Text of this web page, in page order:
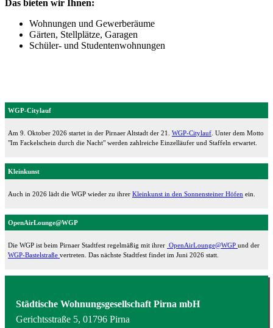
Das bieten wir Ihnen:
Wohnungen und Gewerberäume
Gärten, Stellplätze, Garagen
Schüler- und Studentenwohnungen
WGP-Citylauf
Am 9. Oktober 2026 startet in der Pirnaer Altstadt der 21. WGP-Citylauf . Unter dem Motto
"Im Fackelschein durch die Nacht" werden zahlreiche Einzelläufer und Staffeln erwartet.
Kleinkunst
Auch in 2026 lädt die WGP wieder zu ihrer Kleinkunst in den Sonnensteiner Höfen ein.
OpenAirLounge@WGP
Die WGP ist beim Pirnaer Stadtfest regelmäßig mit ihrer OpenAirLounge@WGP und der
WGP-Bastelstraße vertreten. Das nächste Stadtfest findet im Juni 2026 statt.
Städtische Wohnungsgesellschaft Pirna mbH
Gerichtsstraße 5, 01796 Pirna